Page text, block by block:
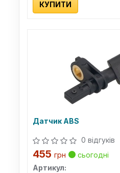
КУПИТИ
Датчик ABS
0 відгуків
455 грн
сьогодні
Артикул: